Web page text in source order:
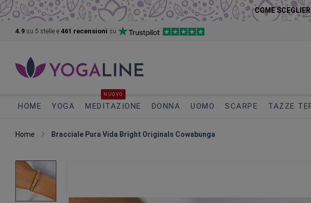
COME
4.9 su 5 stelle e 461 recensioni su
HOME YOGA MEDITAZIONE
NUOVO
DONNA UOMO SCARPE TAZZE
Home Bracciale Pura Vida Bright Originals Cowabunga
Vai
fine
della